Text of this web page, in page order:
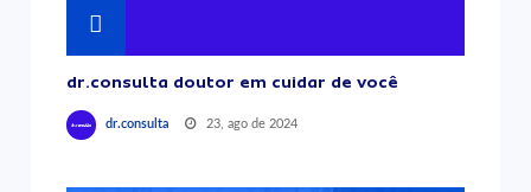
dr.consulta doutor em cuidar de você
dr.consulta 23, ago de 2024